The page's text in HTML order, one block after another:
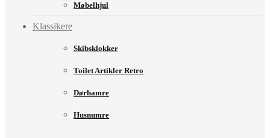
Møbelhjul
Klassikere
Skibsklokker
Toilet Artikler Retro
Dørhamre
Husnumre